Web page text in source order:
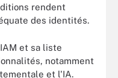
rendent
des identités.
et sa liste
notamment
et l'IA.